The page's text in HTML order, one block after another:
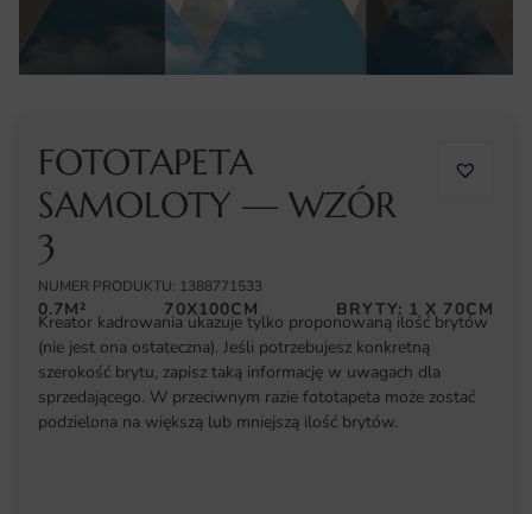
FOTOTAPETA
SAMOLOTY — WZÓR
3
NUMER PRODUKTU: 1388771533
0.7M² 70X100CM BRYTY: 1 X 70CM
Kreator kadrowania ukazuje tylko proponowaną ilość brytów
(nie jest ona ostateczna). Jeśli potrzebujesz konkretną
szerokość brytu, zapisz taką informację w uwagach dla
sprzedającego. W przeciwnym razie fototapeta może zostać
podzielona na większą lub mniejszą ilość brytów.